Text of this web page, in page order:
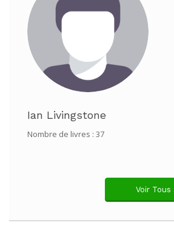
Ian Livingstone
Nombre de livres : 37
Voir Tous